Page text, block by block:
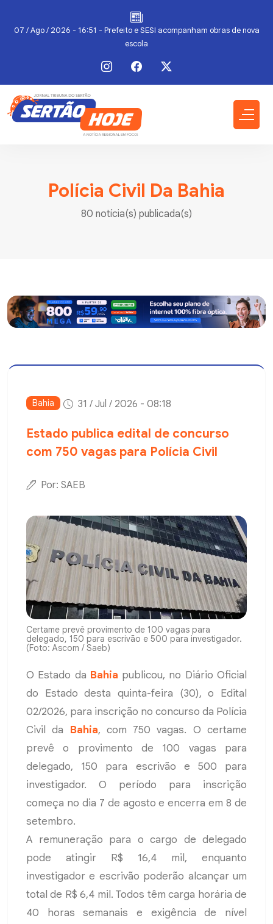
07 / Ago / 2026 - 16:25 - Escolas municipais superam metas do IDEB
Polícia Civil Da Bahia
80 notícia(s) publicada(s)
Bahia 31 / Jul / 2026 - 08:18
Estado publica edital de concurso
com 750 vagas para Polícia Civil
Por: SAEB
Certame prevê provimento de 100 vagas para
delegado, 150 para escrivão e 500 para investigador.
(Foto: Ascom / Saeb)
O Estado da Bahia publicou, no Diário Oficial
do Estado desta quinta-feira (30), o Edital
02/2026, para inscrição no concurso da Polícia
Civil da Bahia, com 750 vagas. O certame
prevê o provimento de 100 vagas para
delegado, 150 para escrivão e 500 para
investigador. O período para inscrição
começa no dia 7 de agosto e encerra em 8 de
setembro.
A remuneração para o cargo de delegado
pode atingir R$ 16,4 mil, enquanto
investigador e escrivão poderão alcançar um
total de R$ 6,4 mil. Todos têm carga horária de
40 horas semanais e exigência de nível